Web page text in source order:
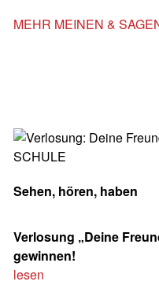
MEHR MEINEN &
Sehen, hören, haben
Verlosung „Deine Freunde“: Hörspiel-CDs zu
gewinnen!
lesen